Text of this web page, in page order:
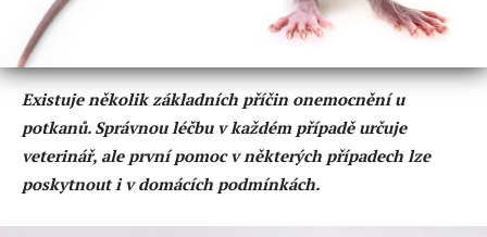
Existuje několik základních příčin onemocnění u
potkanů. Správnou léčbu v každém případě určuje
veterinář, ale první pomoc v některých případech lze
poskytnout i v domácích podmínkách.